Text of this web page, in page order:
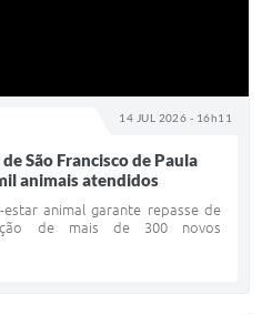
14 JUL 2026 - 16h11
São Francisco de Paula
animais atendidos
animal garante repasse de
de mais de 300 novos